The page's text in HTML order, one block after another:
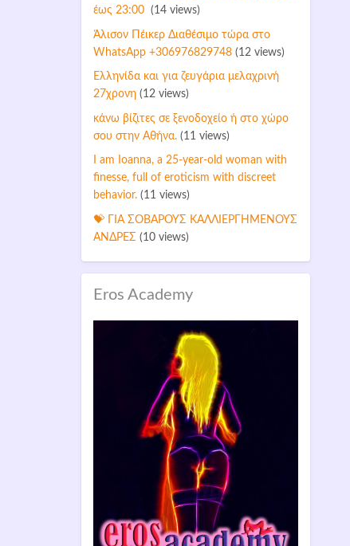
έως 23:00 (14 views)
Άλισον Πέικερ Διαθέσιμο τώρα στο
WhatsApp +306976829748(12 views)
Ελληνίδα και για ζευγάρια μελαχρινή
27χρονη(12 views)
κάνω βίζιτες σε ξενοδοχείο ή στο χώρο
σου στην Αθήνα.(11 views)
I am Ioanna, a 25-year-old woman with
finesse, full of eroticism with discreet
behavior.(11 views)
💝 ΓΙΑ ΣΟΒΑΡΟΥΣ ΚΑΛΛΙΕΡΓΗΜΕΝΟΥΣ
ΑΝΔΡΕΣ (10 views)
Eros Academy